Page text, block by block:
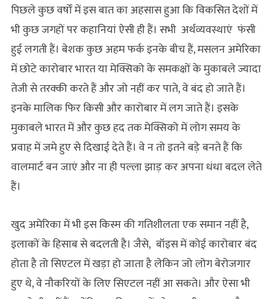
पिछले कुछ वर्षों में इस बात का अहसास हुआ कि विकसित देशों में
भी कुछ जगहों पर कहानियां ऐसी ही हैं। सभी अर्थव्यवस्थाएं फंसी
हुई लगती हैं। बेशक कुछ अहम फर्क इनके बीच हैं, मसलन अमेरिका
में छोटे कारोबार भारत या मेक्सिको के समकक्षों के मुकाबले ज्यादा
तेजी से तरक्की करते हैं और जो नहीं कर पाते, वे बंद हो जाते हैं।
इनके मालिक फिर किसी और कारोबार में लग जाते हैं। इसके
मुकाबले भारत में और कुछ हद तक मेक्सिको में लोग समय के
प्रवाह में जमे हुए से दिखाई देते हैं। वे न तो इतने बड़े बनते हैं कि
वालमार्ट बन जाएं और ना ही पल्ला झाड़ कर अपना धंधा बदल लेते
हैं।
खुद अमेरिका में भी इस किस्म की गतिशीलता एक समान नहीं है,
इलाकों के हिसाब से बदलती है। जैसे, बॉइस में कोई कारोबार बंद
होता है तो सिएटल में खड़ा हो जाता है लेकिन जो लोग बेरोजगार
हुए थे, वे नौकरियों के लिए सिएटल नहीं आ सकते। और ऐसा भी